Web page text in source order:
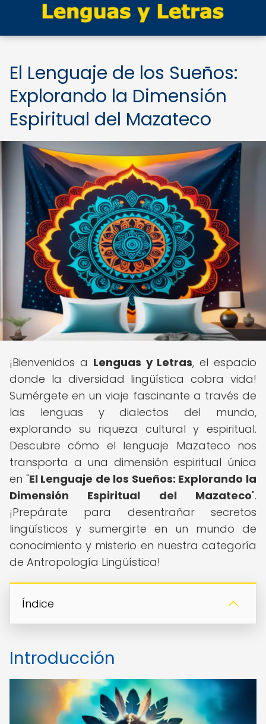
El Lenguaje de los Sueños:
Explorando la Dimensión
Espiritual del Mazateco
¡Bienvenidos a Lenguas y Letras, el espacio
donde la diversidad lingüística cobra vida!
Sumérgete en un viaje fascinante a través de
las lenguas y dialectos del mundo,
explorando su riqueza cultural y espiritual.
Descubre cómo el lenguaje Mazateco nos
transporta a una dimensión espiritual única
en "El Lenguaje de los Sueños: Explorando la
Dimensión Espiritual del Mazateco".
¡Prepárate para desentrañar secretos
lingüísticos y sumergirte en un mundo de
conocimiento y misterio en nuestra categoría
de Antropología Lingüística!
Índice
Introducción